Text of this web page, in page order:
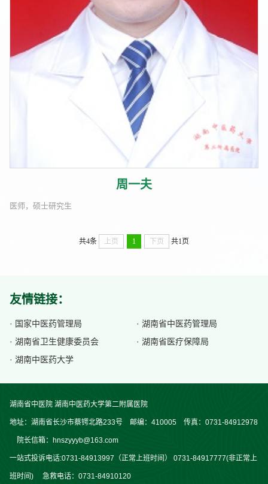
周一夫
医师，硕士研究生
共4条 上页 1 下页 共1页
友情链接：
· 国家中医药管理局
· 湖南省中医药管理局
· 湖南省卫生健康委员会
· 湖南省医疗保障局
· 湖南中医药大学
湖南省中医院 湖南中医药大学第二附属医院
地址：湖南省长沙市蔡锷北路233号 邮编：410005 传真：0731-84912978
院长信箱：hnszyyyb@163.com
一站式投诉电话:0731-84913997（正常上班时间） 0731-84917777(非正常上
班时间) 急救电话：0731-84910120